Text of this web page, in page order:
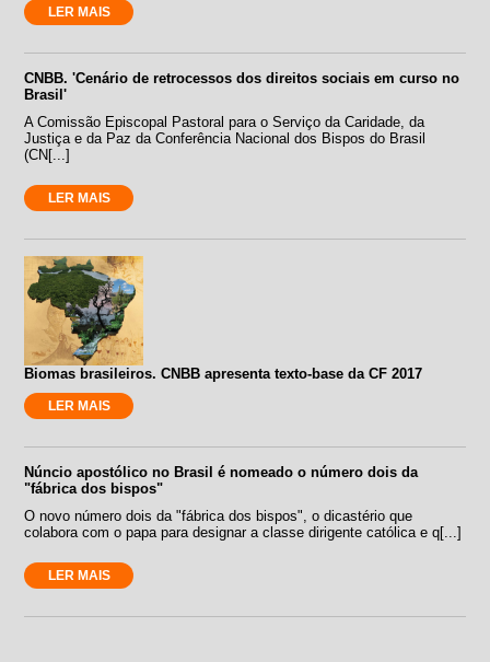
LER MAIS
CNBB. 'Cenário de retrocessos dos direitos sociais em curso no
Brasil'
A Comissão Episcopal Pastoral para o Serviço da Caridade, da
Justiça e da Paz da Conferência Nacional dos Bispos do Brasil
(CN[...]
LER MAIS
Biomas brasileiros. CNBB apresenta texto-base da CF 2017
LER MAIS
Núncio apostólico no Brasil é nomeado o número dois da
"fábrica dos bispos"
O novo número dois da "fábrica dos bispos", o dicastério que
colabora com o papa para designar a classe dirigente católica e q[...]
LER MAIS